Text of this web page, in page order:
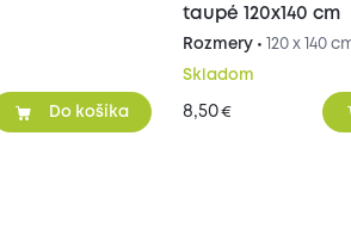
Do košíka
taupé 120x140 cm
Rozmery • 120 x 140
Skladom
8,50€